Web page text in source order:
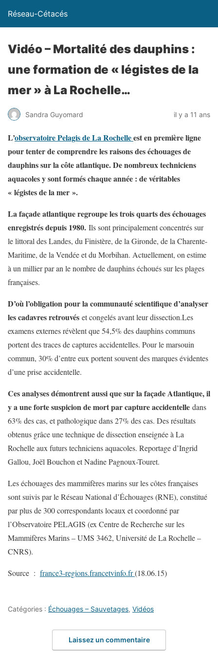
Réseau-Cétacés
Vidéo – Mortalité des dauphins :
une formation de « légistes de la
mer » à La Rochelle…
Sandra Guyomard il y a 11 ans
L’observatoire Pelagis de La Rochelleest en première ligne
pour tenter de comprendre les raisons des échouages de
dauphins sur la côte atlantique. De nombreux techniciens
aquacoles y sont formés chaque année : de véritables
« légistes de la mer ».
La façade atlantique regroupe les trois quarts des échouages
enregistrés depuis 1980. Ils sont principalement concentrés sur
le littoral des Landes, du Finistère, de la Gironde, de la Charente-
Maritime, de la Vendée et du Morbihan. Actuellement, on estime
à un millier par an le nombre de dauphins échoués sur les plages
françaises.
D’où l’obligation pour la communauté scientifique d’analyser
les cadavres retrouvés et congelés avant leur dissection.Les
examens externes révèlent que 54,5% des dauphins communs
portent des traces de captures accidentelles. Pour le marsouin
commun, 30% d’entre eux portent souvent des marques évidentes
d’une prise accidentelle.
Ces analyses démontrent aussi que sur la façade Atlantique, il
y a une forte suspicion de mort par capture accidentelle dans
63% des cas, et pathologique dans 27% des cas. Des résultats
obtenus grâce une technique de dissection enseignée à La
Rochelle aux futurs techniciens aquacoles. Reportage d’Ingrid
Gallou, Joël Bouchon et Nadine Pagnoux-Touret.
Les échouages des mammifères marins sur les côtes françaises
sont suivis par le Réseau National d’Échouages (RNE), constitué
par plus de 300 correspondants locaux et coordonné par
l’Observatoire PELAGIS (ex Centre de Recherche sur les
Mammifères Marins – UMS 3462, Université de La Rochelle –
CNRS).
Source : france3-regions.francetvinfo.fr(18.06.15)
Catégories : Échouages – Sauvetages, Vidéos
Laissez un commentaire